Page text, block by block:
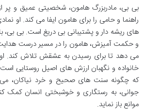
بی بی، مادربزرگ هامون، شخصیتی عمیق و
راهنما و حامی را برای هامون ایفا می کند. او
های ریشه دار و پشتیبانی بی دریغ است. بی بی،
و حکمت آمیزش، هامون را در مسیر درست هدایت
می دهد تا برای رسیدن به عشقش تلاش کند. او
خانواده و نگهبان ارزش های اصیل روستایی
که چگونه سنت های صحیح و خرد نیاکان، می
جوانی، به رستگاری و خوشبختی انسان کمک کند
موانع باز نماید.